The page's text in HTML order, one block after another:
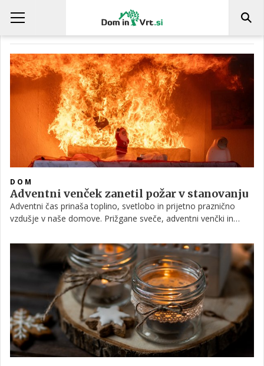
ADVENTNI VENČEK
DOM
Adventni venček zanetil požar v stanovanju
Adventni čas prinaša toplino, svetlobo in prijetno praznično
vzdušje v naše domove. Prižgane sveče, adventni venčki in
družinsko bližino in pričakovanjem božiča. Žal pa se prav v tem
obdobju vsako leto zgodi več požarov, katerih najpogostejši
vzrok je nepazljivost.